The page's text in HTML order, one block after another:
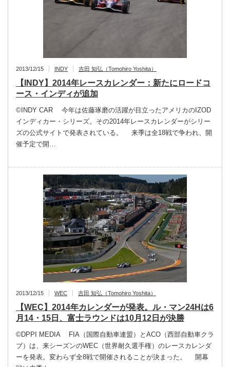
2013/12/15 INDY 吉田 知弘（Tomohiro Yoshita）
【INDY】2014年レースカレンダー：新たにロードコ
ース・インディが追加
©INDY CAR 今年は佐藤琢磨の活躍が目立ったアメリカのIZOD
インディカー・シリーズ。その2014年レースカレンダーがシリー
ズの公式サイトで発表されている。 来季は全18戦で争われ、開
催予定で開…
2013/12/15 WEC 吉田 知弘（Tomohiro Yoshita）
【WEC】2014年カレンダーが発表。ル・マン24Hは6
月14・15日、富士ラウンドは10月12日が決勝
©DPPI MEDIA FIA（国際自動車連盟）とACO（西部自動車クラ
ブ）は、来シーズンのWEC（世界耐久選手権）のレースカレンダ
ーを発表。変わらず全8戦で開催されることが決まった。 開幕